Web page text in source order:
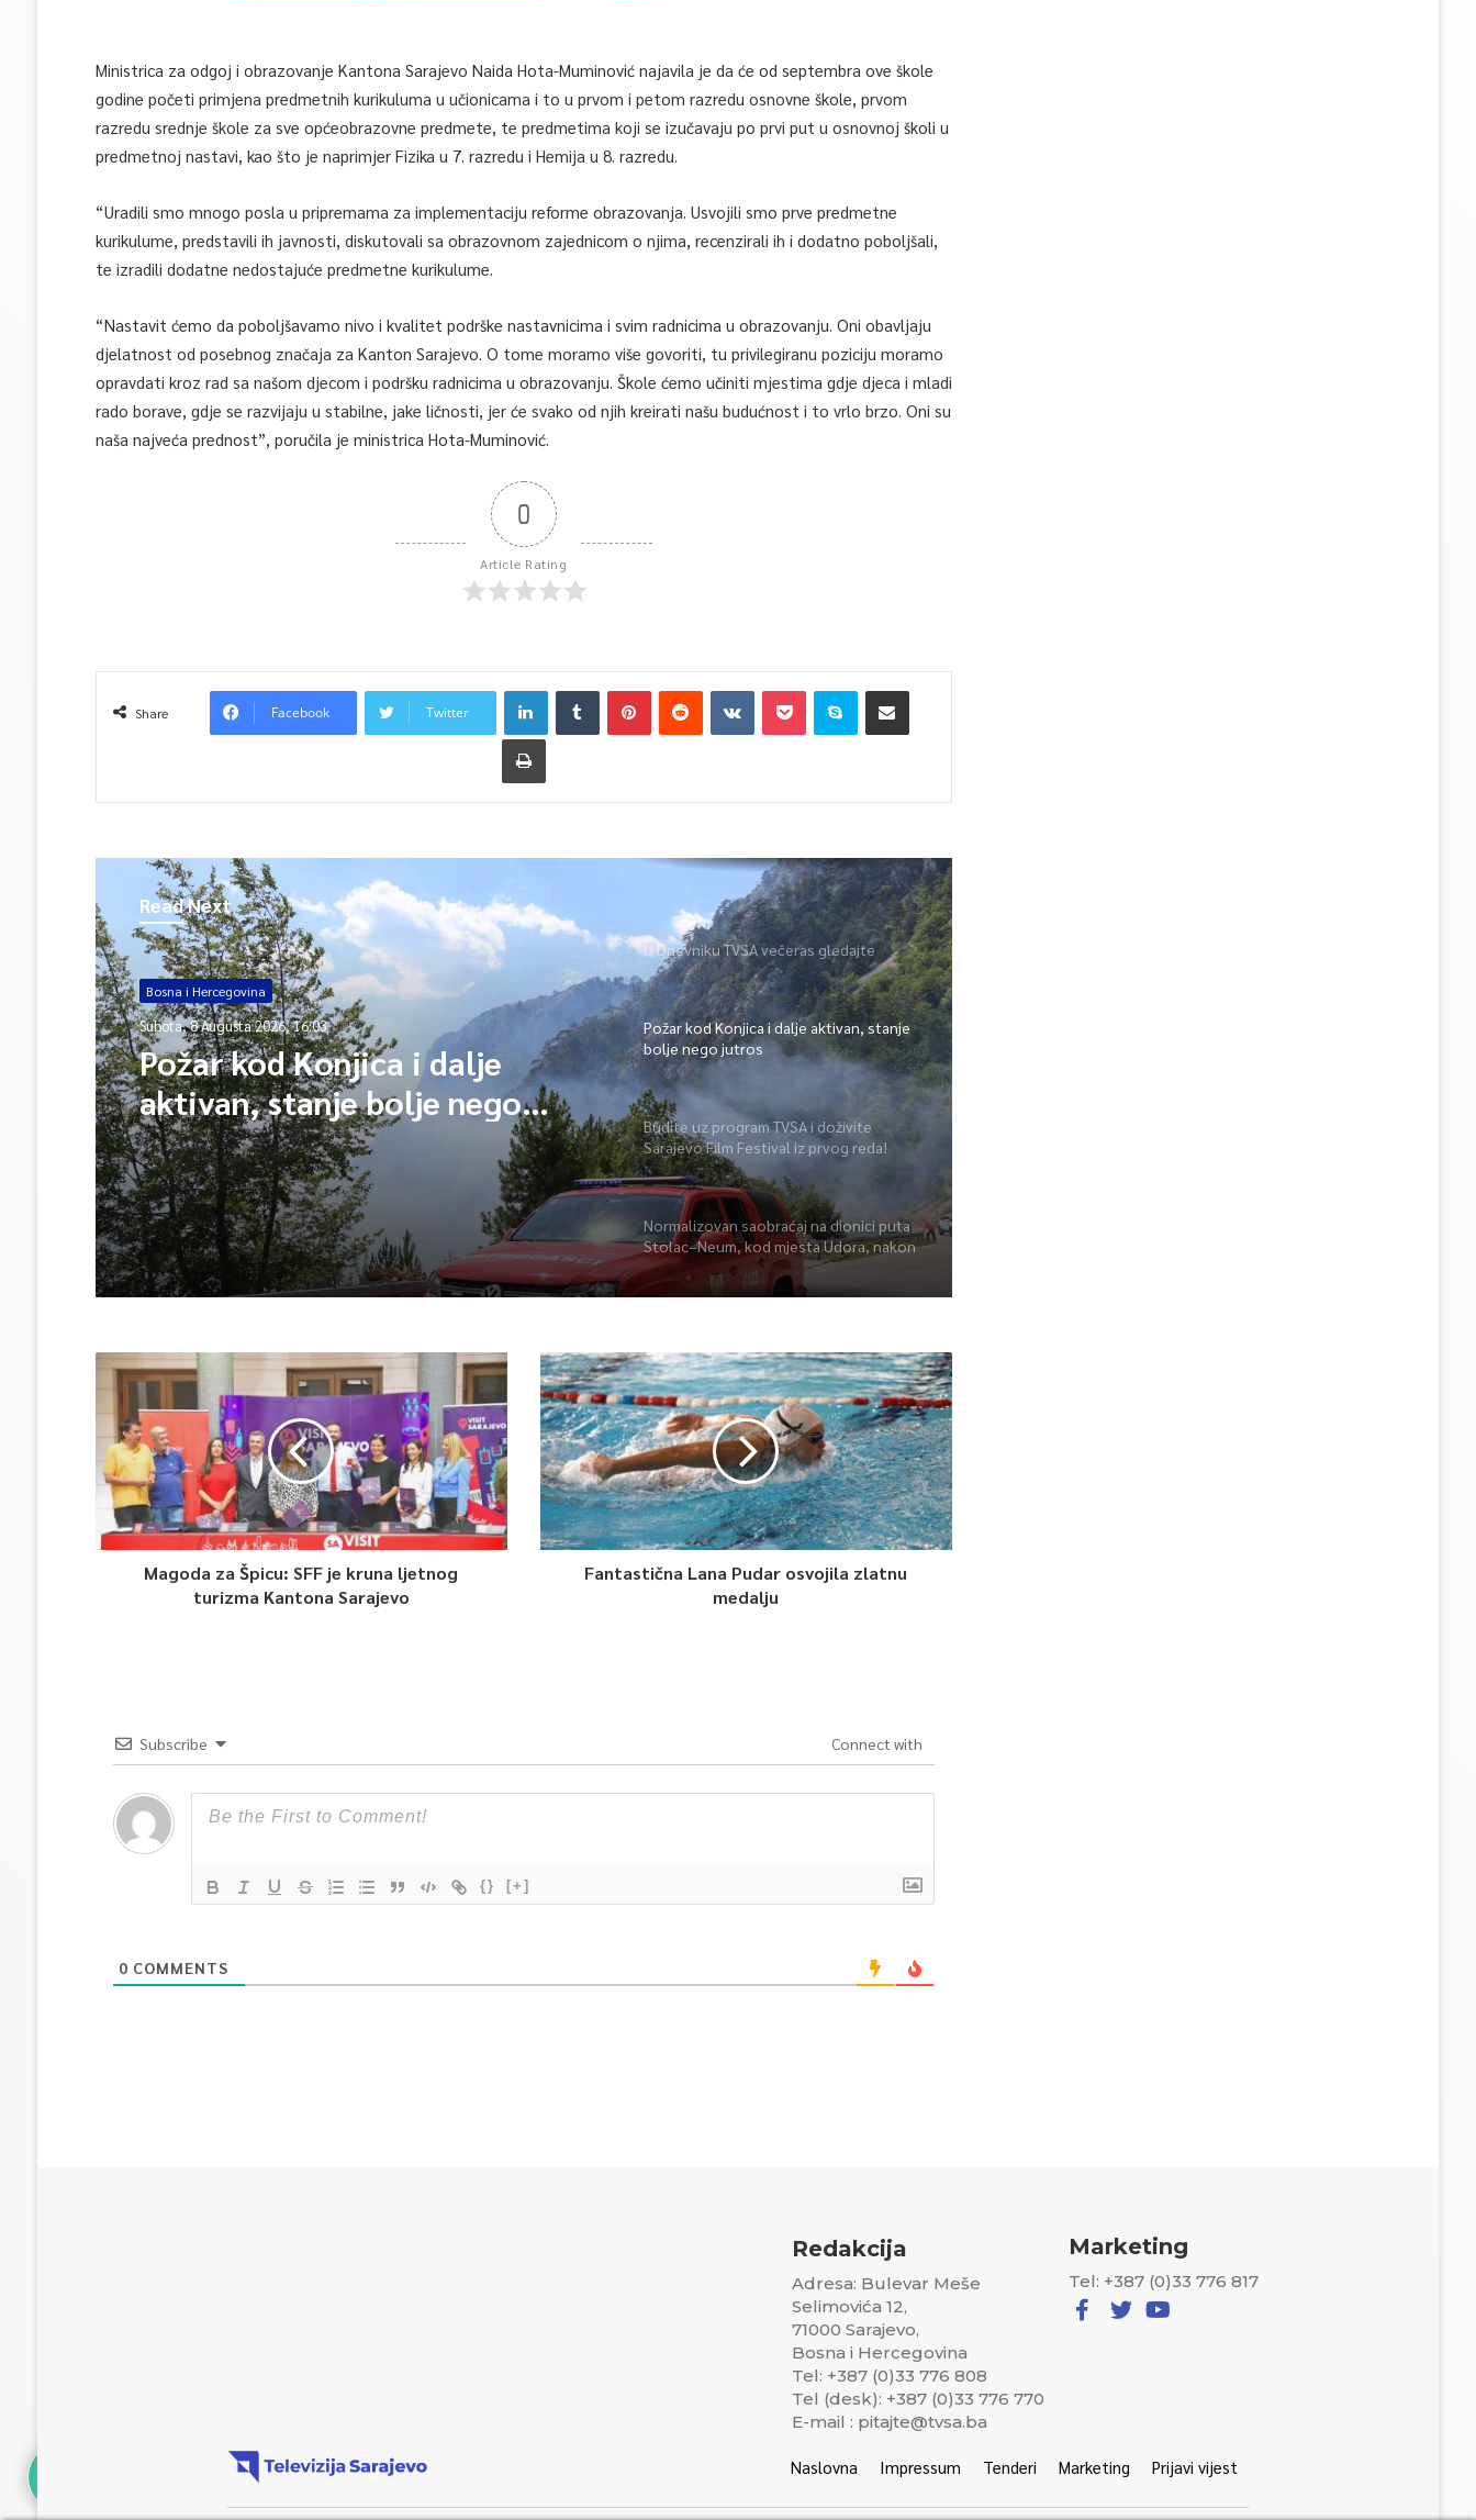
Ministrica za odgoj i obrazovanje Kantona Sarajevo Naida Hota-Muminović najavila je da će od septembra ove škole
godine početi primjena predmetnih kurikuluma u učionicama i to u prvom i petom razredu osnovne škole, prvom
razredu srednje škole za sve općeobrazovne predmete, te predmetima koji se izučavaju po prvi put u osnovnoj školi u
predmetnoj nastavi, kao što je naprimjer Fizika u 7. razredu i Hemija u 8. razredu.
“Uradili smo mnogo posla u pripremama za implementaciju reforme obrazovanja. Usvojili smo prve predmetne
kurikulume, predstavili ih javnosti, diskutovali sa obrazovnom zajednicom o njima, recenzirali ih i dodatno poboljšali,
te izradili dodatne nedostajuće predmetne kurikulume.
“Nastavit ćemo da poboljšavamo nivo i kvalitet podrške nastavnicima i svim radnicima u obrazovanju. Oni obavljaju
djelatnost od posebnog značaja za Kanton Sarajevo. O tome moramo više govoriti, tu privilegiranu poziciju moramo
opravdati kroz rad sa našom djecom i podršku radnicima u obrazovanju. Škole ćemo učiniti mjestima gdje djeca i mladi
rado borave, gdje se razvijaju u stabilne, jake ličnosti, jer će svako od njih kreirati našu budućnost i to vrlo brzo. Oni su
naša najveća prednost”, poručila je ministrica Hota-Muminović.
0
Article Rating
Share Facebook Twitter
Read Next
Bosna i Hercegovina
Subota, 8 Augusta 2026, 16:03
Požar kod Konjica i dalje
aktivan, stanje bolje nego
jutros
U Dnevniku TVSA večeras gledajte
Požar kod Konjica i dalje aktivan, stanje
bolje nego jutros
Budite uz program TVSA i doživite
Sarajevo Film Festival iz prvog reda!
Normalizovan saobraćaj na dionici puta
Stolac–Neum, kod mjesta Udora, nakon
nezgode
Magoda za Špicu: SFF je kruna ljetnog
turizma Kantona Sarajevo
Fantastična Lana Pudar osvojila zlatnu
medalju
Subscribe Connect with
{} [+]
0 COMMENTS
Redakcija
Adresa: Bulevar Meše
Selimovića 12,
71000 Sarajevo,
Bosna i Hercegovina
Tel: +387 (0)33 776 808
Tel (desk): +387 (0)33 776 770
E-mail : pitajte@tvsa.ba
Marketing
Tel: +387 (0)33 776 817
Naslovna Impressum Tenderi Marketing Prijavi vijest